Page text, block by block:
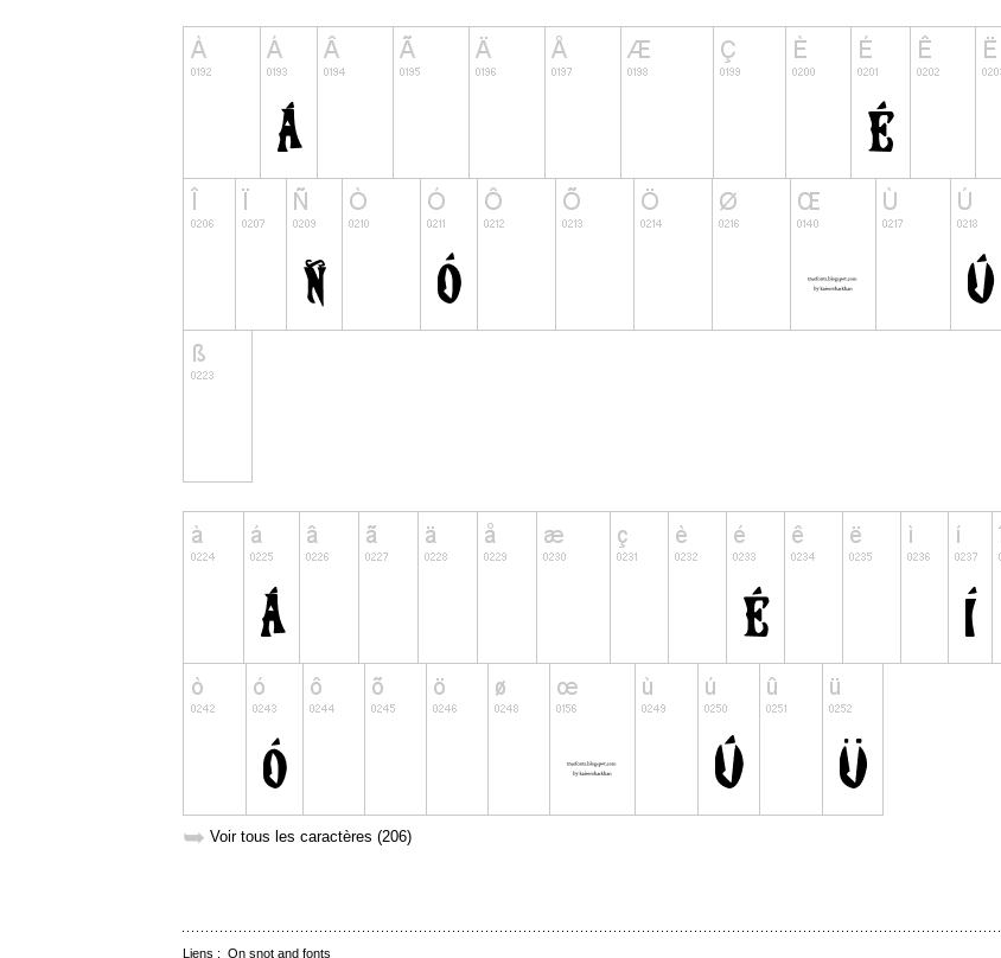
➥ Voir tous les caractères (206)
Liens : On snot and fonts